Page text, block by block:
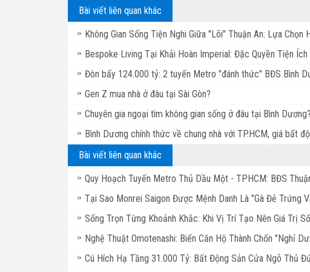
Bài viết liên quan khác
Không Gian Sống Tiện Nghi Giữa "Lõi" Thuận An: Lựa
Bespoke Living Tại Khải Hoàn Imperial: Đặc Quyền Tiện
Đòn bẩy 124.000 tỷ: 2 tuyến Metro "đánh thức" BĐS Bình
Gen Z mua nhà ở đâu tại Sài Gòn?
Chuyên gia ngoại tìm không gian sống ở đâu tại Bình Dương?
Bình Dương chính thức về chung nhà với TP.HCM, giá bất
Bài viết liên quan khác
Quy Hoạch Tuyến Metro Thủ Dầu Một - TPHCM: BĐS
Tại Sao Monrei Saigon Được Mệnh Danh Là "Gà Đẻ Trứng
Sống Trọn Từng Khoảnh Khắc: Khi Vị Trí Tạo Nên Giá Trị
Nghệ Thuật Omotenashi: Biến Căn Hộ Thành Chốn "Nghỉ
Cú Hích Hạ Tầng 31.000 Tỷ: Bất Động Sản Cửa Ngõ Thủ